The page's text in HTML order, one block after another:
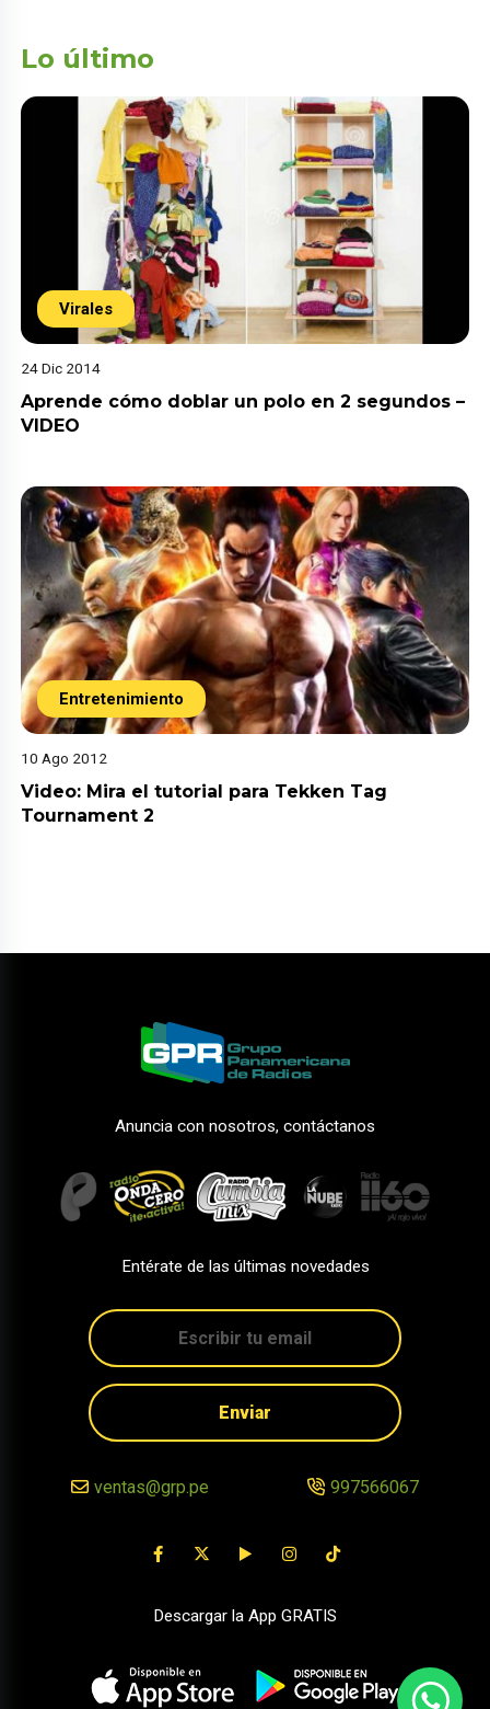
Lo último
Virales
24 Dic 2014
Aprende cómo doblar un polo en 2 segundos –
VIDEO
Entretenimiento
10 Ago 2012
Video: Mira el tutorial para Tekken Tag
Tournament 2
Anuncia con nosotros, contáctanos
Entérate de las últimas novedades
Enviar
ventas@grp.pe 997566067
Descargar la App GRATIS